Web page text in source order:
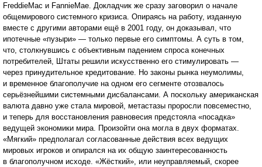
FreddieMac и FannieMae. Докладчик же сразу заговорил о начале
общемирового системного кризиса. Опираясь на работу, изданную
вместе с другими авторами ещё в 2001 году, он доказывал, что
ипотечные «пузыри» — только первые его симптомы. А суть в том,
что, столкнувшись с объективным падением спроса конечных
потребителей, Штаты решили искусственно его стимулировать —
через принудительное кредитование. Но законы рынка неумолимы,
и временное благополучие на одном его сегменте отозвалось
серьёзнейшими системными дисбалансами. А поскольку американская
валюта давно уже стала мировой, метастазы проросли повсеместно,
и теперь для восстановления равновесия предстояла «посадка»
ведущей экономики мира. Произойти она могла в двух форматах.
«Мягкий» предполагал согласованные действия всех ведущих
мировых игроков и опирался на их общую заинтересованность
в благополучном исходе. «Жёсткий», или неуправляемый, скорее